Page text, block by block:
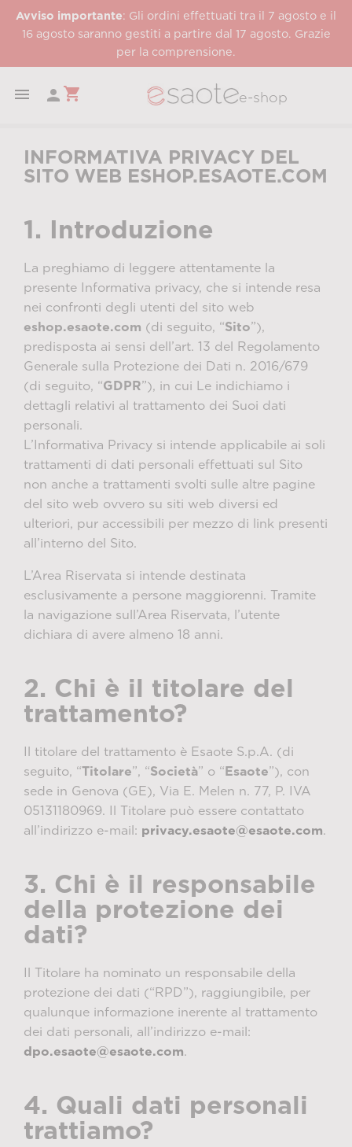
Avviso importante: Gli ordini effettuati tra il 7 agosto e il
16 agosto saranno gestiti a partire dal 17 agosto. Grazie
per la comprensione.
  shopping_cart e-shop
INFORMATIVA PRIVACY DEL
SITO WEB ESHOP.ESAOTE.COM
1. Introduzione
La preghiamo di leggere attentamente la
presente Informativa privacy, che si intende resa
nei confronti degli utenti del sito web
eshop.esaote.com (di seguito, “Sito”),
predisposta ai sensi dell’art. 13 del Regolamento
Generale sulla Protezione dei Dati n. 2016/679
(di seguito, “GDPR”), in cui Le indichiamo i
dettagli relativi al trattamento dei Suoi dati
personali.
L’Informativa Privacy si intende applicabile ai soli
trattamenti di dati personali effettuati sul Sito
non anche a trattamenti svolti sulle altre pagine
del sito web ovvero su siti web diversi ed
ulteriori, pur accessibili per mezzo di link presenti
all’interno del Sito.
L’Area Riservata si intende destinata
esclusivamente a persone maggiorenni. Tramite
la navigazione sull’Area Riservata, l’utente
dichiara di avere almeno 18 anni.
2. Chi è il titolare del
trattamento?
Il titolare del trattamento è Esaote S.p.A. (di
seguito, “Titolare”, “Società” o “ Esaote”), con
sede in Genova (GE), Via E. Melen n. 77, P. IVA
05131180969. Il Titolare può essere contattato
all’indirizzo e-mail: privacy.esaote@esaote.com.
3. Chi è il responsabile
della protezione dei
dati?
Il Titolare ha nominato un responsabile della
protezione dei dati (“RPD”), raggiungibile, per
qualunque informazione inerente al trattamento
dei dati personali, all’indirizzo e-mail:
dpo.esaote@esaote.com.
4. Quali dati personali
trattiamo?